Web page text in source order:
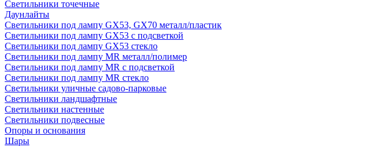
Светильники точечные
Даунлайты
Светильники под лампу GX53, GX70 металл/пластик
Светильники под лампу GX53 с подсветкой
Светильники под лампу GX53 стекло
Светильники под лампу MR металл/полимер
Светильники под лампу MR с подсветкой
Светильники под лампу MR стекло
Светильники уличные садово-парковые
Светильники ландшафтные
Светильники настенные
Светильники подвесные
Опоры и основания
Шары